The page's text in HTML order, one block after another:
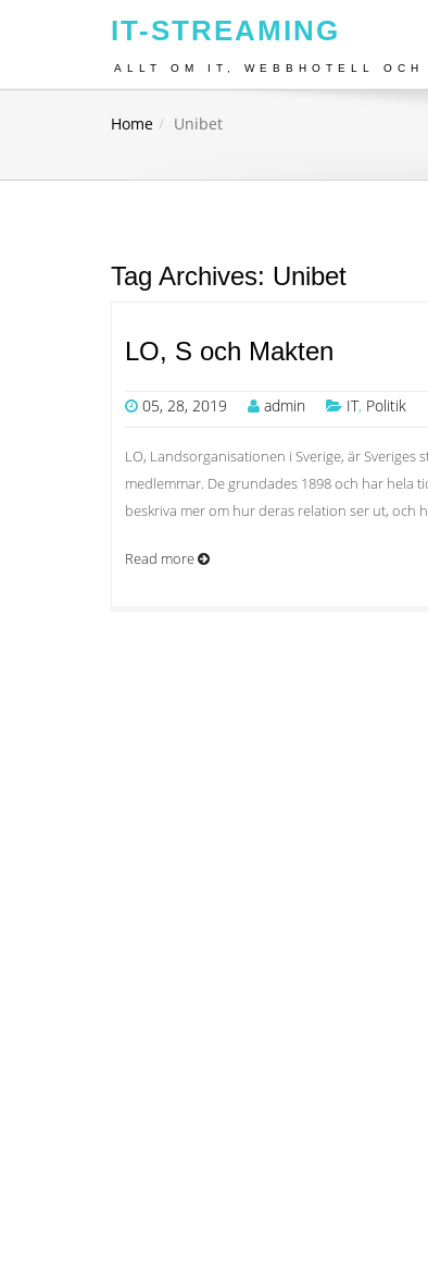
IT-STREAMING
ALLT OM IT, WEBBHOTELL OCH
Home Unibet
Tag Archives: Unibet
LO, S och Makten
05, 28, 2019 admin IT, Politik
LO, Landsorganisationen i Sverige, är
medlemmar. De grundades 1898 och har hela
beskriva mer om hur deras relation ser ut, och
Read more